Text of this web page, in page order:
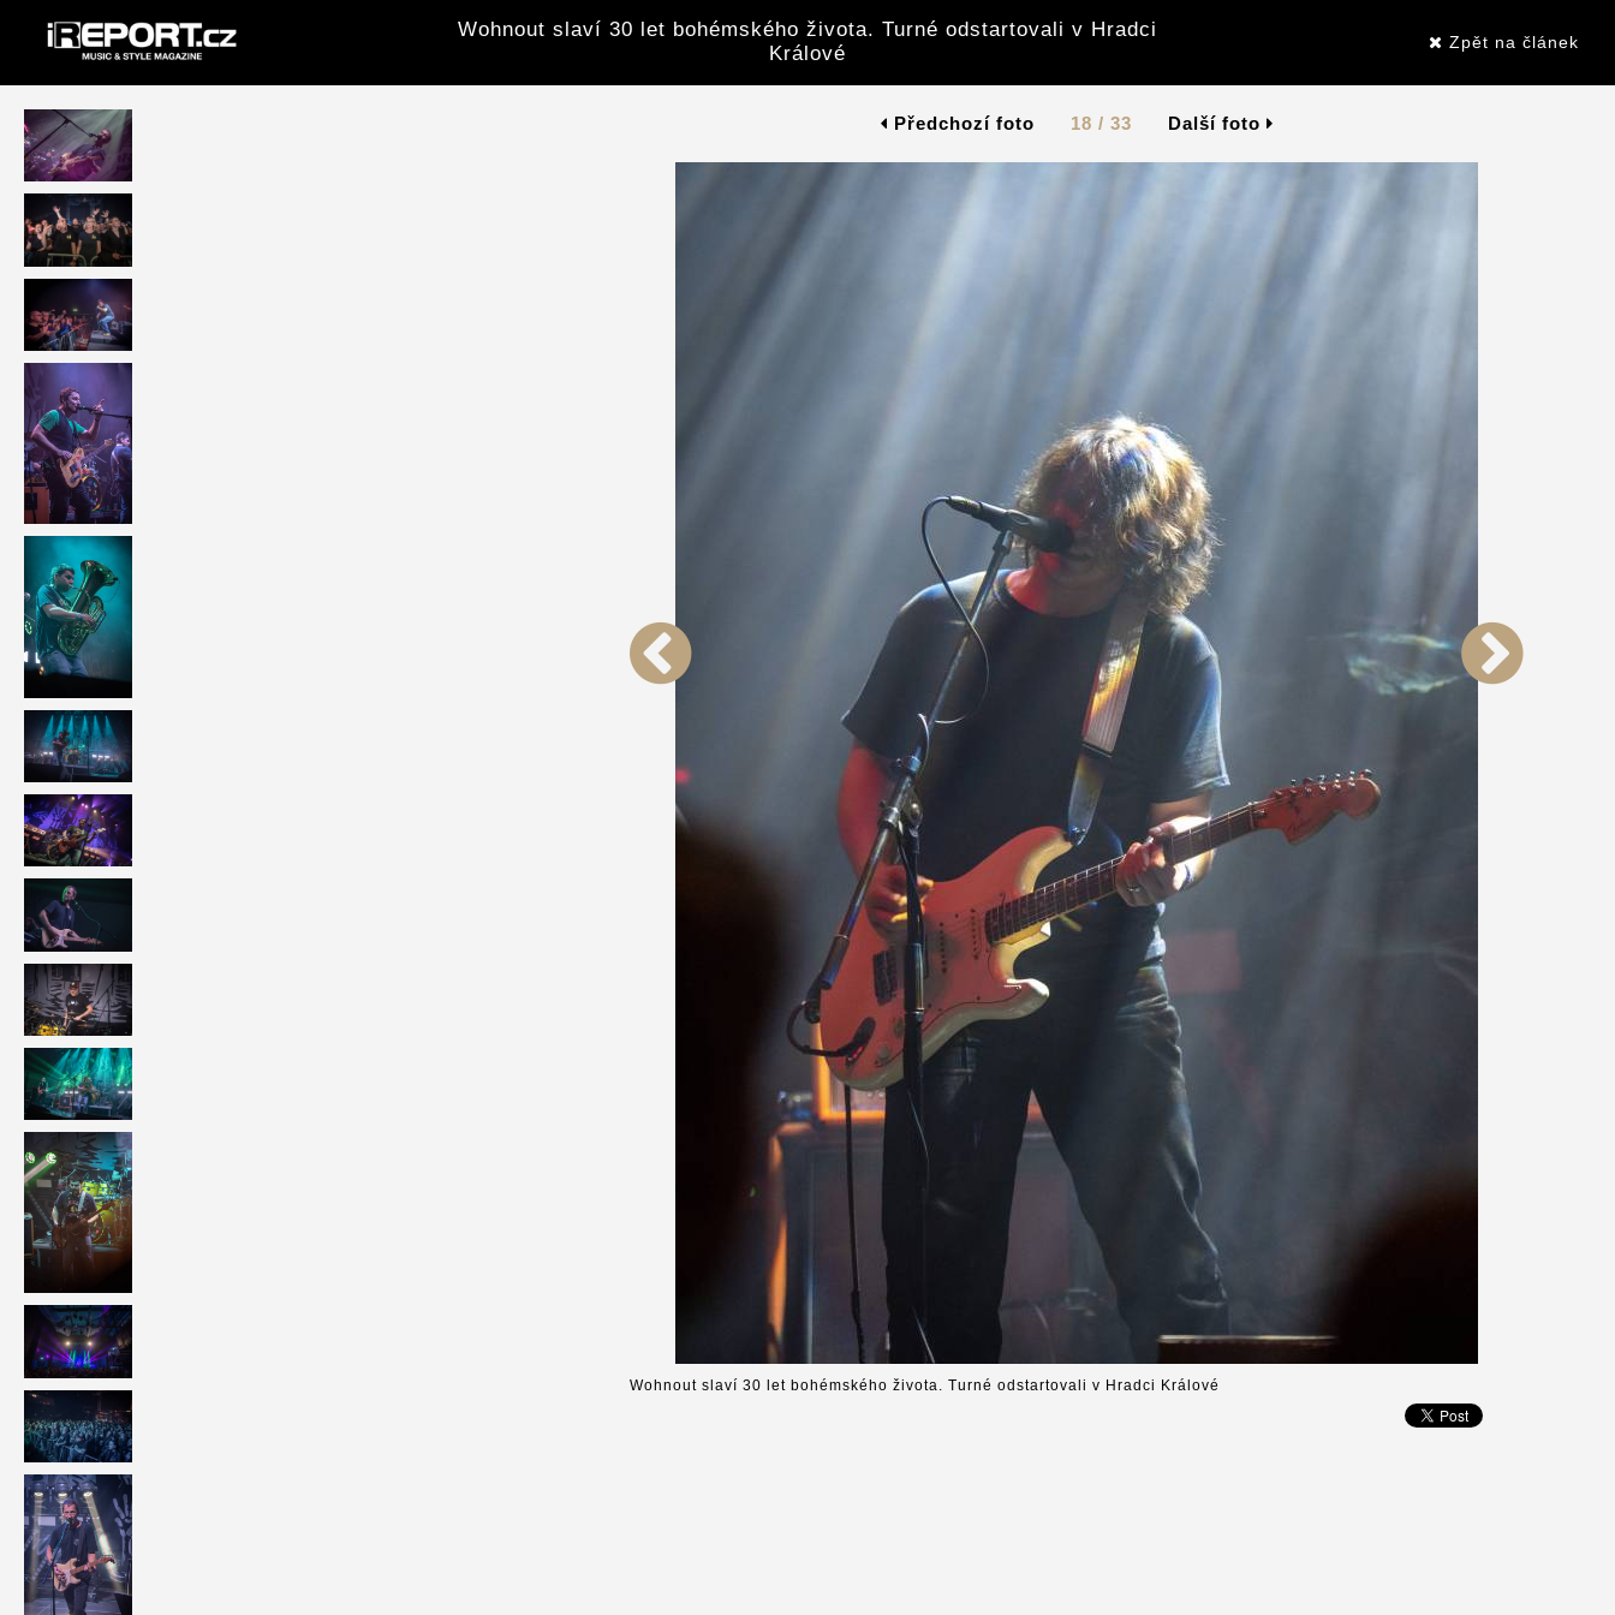
Wohnout slaví 30 let bohémského života. Turné odstartovali v Hradci
Králové
Zpět na článek
Předchozí foto 18 / 33 Další foto
Wohnout slaví 30 let bohémského života. Turné odstartovali v Hradci Králové